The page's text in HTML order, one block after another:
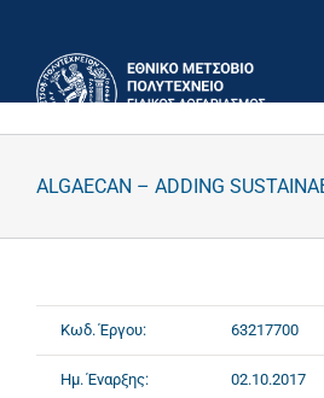
περιεχόμενο
ALGAECAN – ADDING
Κωδ. Έργου: 63217700
Ημ. Έναρξης: 02.10.2017